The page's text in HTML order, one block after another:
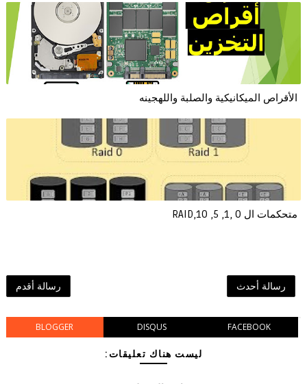
الأقراص الميكانيكية والصلبة واللهجينه
متحكمات ال 0 ,1, 5, 10,RAID
رسالة أحدث رسالة أقدم
BLOGGER DISQUS FACEBOOK
ليست هناك تعليقات: